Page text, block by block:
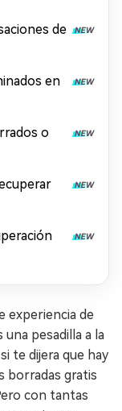
de
en
o
experiencia de
pesadilla a la
te dijera que hay
borradas gratis
con tantas